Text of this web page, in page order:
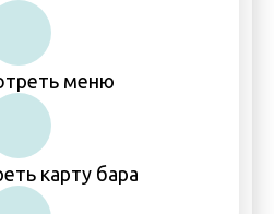
меню
карту бара